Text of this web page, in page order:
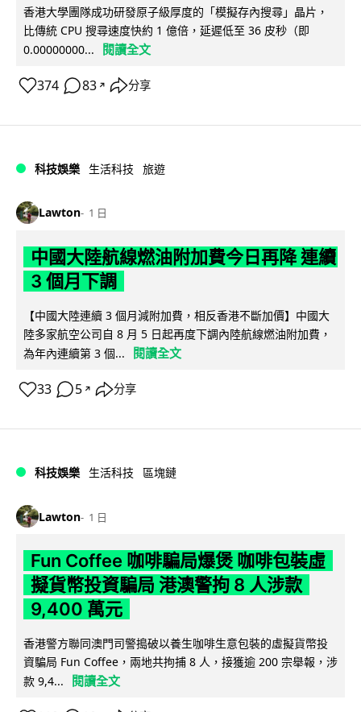
香港大學團隊成功研發原子級厚度的「模擬存內搜尋」晶片，
比傳統 CPU 搜尋速度快約 1 億倍，延遲低至 36 皮秒（即
0.00000000...
閱讀全文
374 83 ↗ 分享
科技娛樂 生活科技 旅遊
Lawton 1 日
中國大陸航線燃油附加費今日再降 連續
3 個月下調
【中國大陸連續 3 個月減附加費，相反香港不斷加價】中國大
陸多家航空公司自 8 月 5 日起再度下調內陸航線燃油附加費，
為年內連續第 3 個...
閱讀全文
33 5 ↗ 分享
科技娛樂 生活科技 區塊鏈
Lawton 1 日
Fun Coffee 咖啡騙局爆煲 咖啡包裝虛
擬貨幣投資騙局 港澳警拘 8 人涉款
9,400 萬元
香港警方聯同澳門司警搗破以養生咖啡生意包裝的虛擬貨幣投
資騙局 Fun Coffee，兩地共拘捕 8 人，接獲逾 200 宗舉報，涉
款 9,4...
閱讀全文